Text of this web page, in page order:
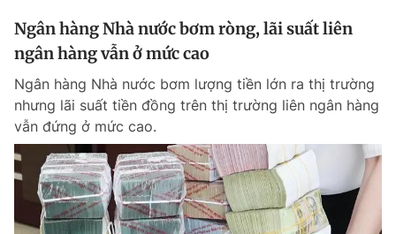
Ngân hàng Nhà nước bơm ròng, lãi suất liên
ngân hàng vẫn ở mức cao
Ngân hàng Nhà nước bơm lượng tiền lớn ra thị trường
nhưng lãi suất tiền đồng trên thị trường liên ngân hàng
vẫn đứng ở mức cao.